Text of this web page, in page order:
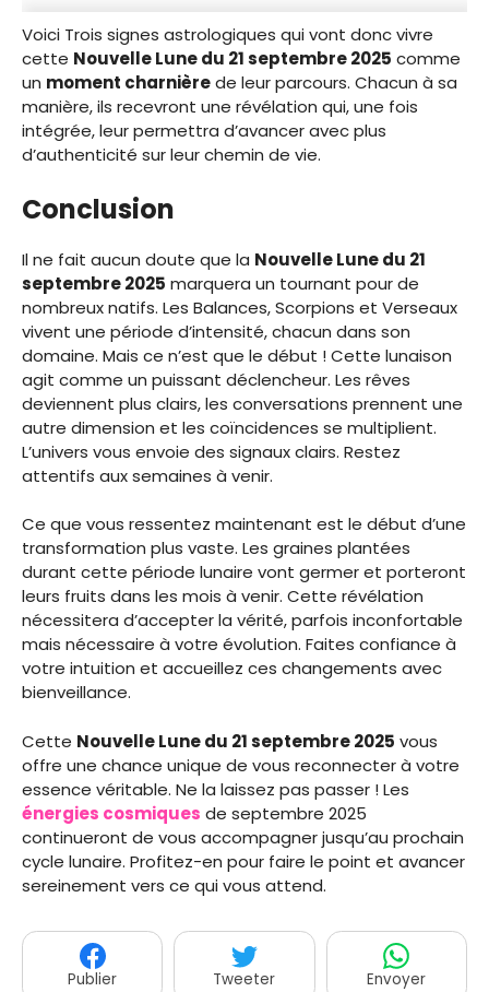
Voici Trois signes astrologiques qui vont donc vivre
cette Nouvelle Lune du 21 septembre 2025 comme
un moment charnièrede leur parcours. Chacun à sa
manière, ils recevront une révélation qui, une fois
intégrée, leur permettra d’avancer avec plus
d’authenticité sur leur chemin de vie.
Conclusion
Il ne fait aucun doute que la Nouvelle Lune du 21
septembre 2025 marquera un tournant pour de
nombreux natifs. Les Balances, Scorpions et Verseaux
vivent une période d’intensité, chacun dans son
domaine. Mais ce n’est que le début ! Cette lunaison
agit comme un puissant déclencheur. Les rêves
deviennent plus clairs, les conversations prennent une
autre dimension et les coïncidences se multiplient.
L’univers vous envoie des signaux clairs. Restez
attentifs aux semaines à venir.
Ce que vous ressentez maintenant est le début d’une
transformation plus vaste. Les graines plantées
durant cette période lunaire vont germer et porteront
leurs fruits dans les mois à venir. Cette révélation
nécessitera d’accepter la vérité, parfois inconfortable
mais nécessaire à votre évolution. Faites confiance à
votre intuition et accueillez ces changements avec
bienveillance.
Cette Nouvelle Lune du 21 septembre 2025 vous
offre une chance unique de vous reconnecter à votre
essence véritable. Ne la laissez pas passer ! Les
énergies cosmiques de septembre 2025
continueront de vous accompagner jusqu’au prochain
cycle lunaire. Profitez-en pour faire le point et avancer
sereinement vers ce qui vous attend.
Publier Tweeter Envoyer